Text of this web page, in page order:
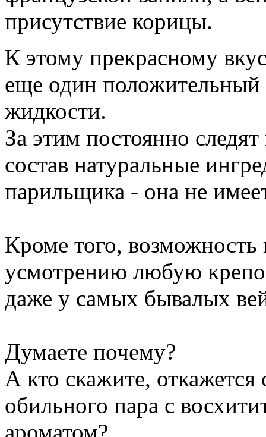
присутствие корицы.
К этому прекрасному
еще один положительный
жидкости.
За этим постоянно
состав натуральные
парильщика - она не
Кроме того, возможность
усмотрению любую
даже у самых бывалых
Думаете почему?
А кто скажите,
обильного пара с
ароматом?